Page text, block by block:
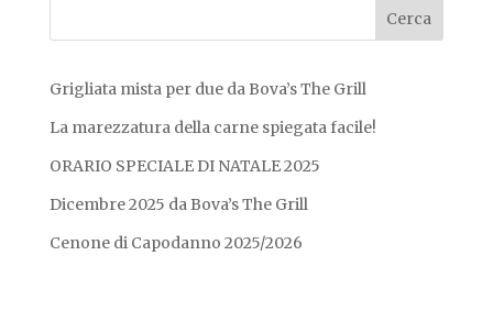
Grigliata mista per due da Bova’s The Grill
La marezzatura della carne spiegata facile!
ORARIO SPECIALE DI NATALE 2025
Dicembre 2025 da Bova’s The Grill
Cenone di Capodanno 2025/2026